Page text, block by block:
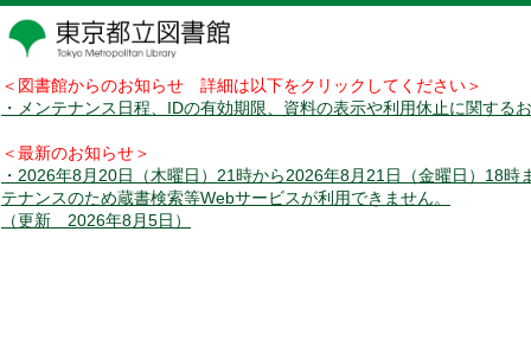
＜図書館からのお知らせ 詳細は以下をクリックしてください＞
・メンテナンス日程、IDの有効期限、資料の表示や利用休止に関する
＜最新のお知らせ＞
・2026年8月20日（木曜日）21時から2026年8月21日（金曜日）18時
テナンスのため蔵書検索等Webサービスが利用できません。
（更新 2026年8月5日）